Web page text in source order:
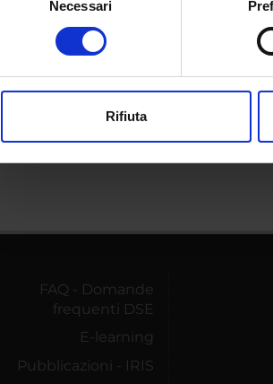
digitali).
modificare o ritirare il tuo consenso in
di analisi dei dati web, pubblicità e social
Necessari
Rifiuta
FAQ - Domande
frequenti DSE
E-learning
Pubblicazioni - IRIS